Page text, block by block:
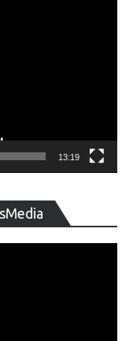
13:19
de